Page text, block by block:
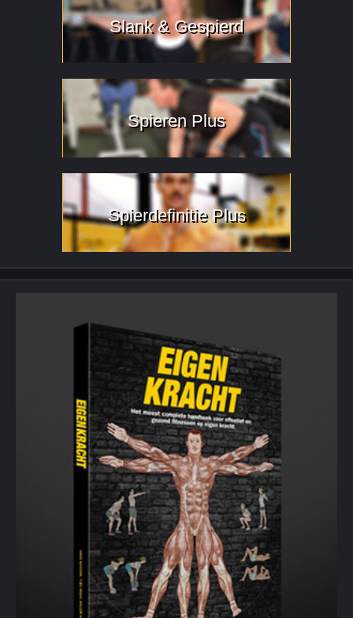
Slank & Gespierd
Spieren Plus
Spierdefinitie Plus